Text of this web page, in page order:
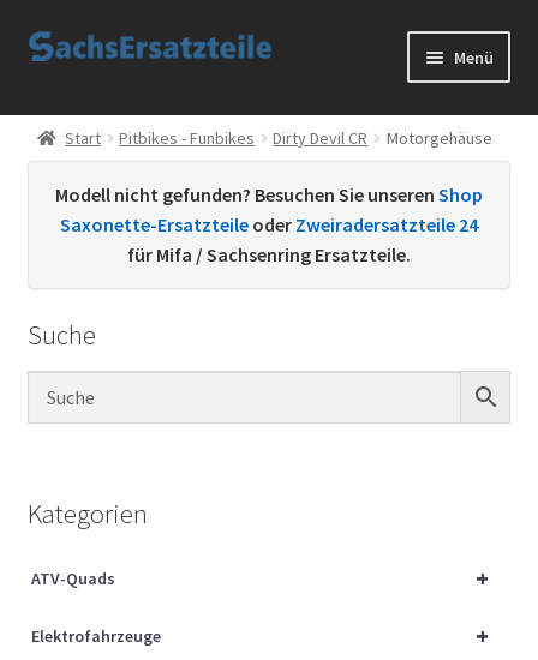
Zur
Zum
Menü
Start
Kontakt
Start Pitbikes - Funbikes Dirty Devil CR Motorgehäuse
Modell nicht gefunden? Besuchen Sie unseren Shop
Saxonette-Ersatzteile oder Zweiradersatzteile 24
für Mifa / Sachsenring Ersatzteile.
Suche
Kategorien
+
ATV-Quads
+
Elektrofahrzeuge